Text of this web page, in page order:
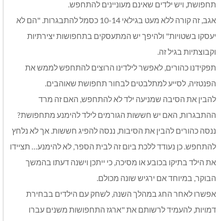
תחפושת, ויש ילדים שאינם מעוניינים להתחפש.
אגב, זה קורה ללא מעט בגילאי 10-14 כסמל להתבגרות. "הם לא
יעסקו בשטויות" ולהיפך יש המתעסקים בתחפושות יצירתיות
וקבוצתיות בגיל זה.
תפקידנו כהורים, לאפשר לילדינו הרוצים להתחפש לממש את
הפנטזיה, לסייע למתלבטים לבחור תחפושת שאוהבים.
להבין את הסיבה שמניעה ילד לא להתחפש, האם זה מרד
ההתבגרות, האם יש חששות הגורמים לילד להימנע מתחפושת?
ננסה כהורים להבין את הסיבות, ננסה להפיג חששות. אך לא נלחץ
להתחפש. כן נעודד ללכת ביום זה לבית הספר, לא להימנע… תציידו
את הילד בתיקו בכובע או מסיכה, כי ייתכן וישנה דעתו בהמשך
הבוקר, במיוחד אם ירגיש שונה מכולם.
אפשרו לאחר החג במהלך השנה, לשחק עם הילדים בבחירת
דמויות, להעמיד לרשותם את "ארגז התחפושות משנים עברו